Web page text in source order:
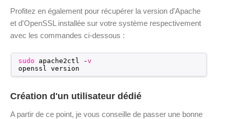
Profitez en également pour récupérer la version d'Apache
et d'OpenSSL installée sur votre système respectivement
avec les commandes ci-dessous :
sudo apache2ctl -v
openssl version
Création d'un utilisateur dédié
A partir de ce point, je vous conseille de passer une bonne